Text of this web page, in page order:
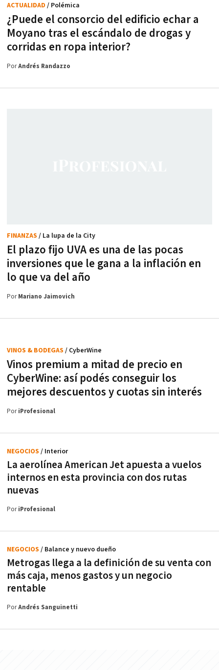
¿Puede el consorcio del edificio echar a
Moyano tras el escándalo de drogas y
corridas en ropa interior?
ACTUALIDAD / Polémica
PorAndrés Randazzo
El plazo fijo UVA es una de las pocas
inversiones que le gana a la inflación en
lo que va del año
FINANZAS / La lupa de la City
PorMariano Jaimovich
Vinos premium a mitad de precio en
CyberWine: así podés conseguir los
mejores descuentos y cuotas sin interés
VINOS & BODEGAS / CyberWine
PoriProfesional
La aerolínea American Jet apuesta a vuelos
internos en esta provincia con dos rutas
nuevas
NEGOCIOS / Interior
PoriProfesional
Metrogas llega a la definición de su venta con
más caja, menos gastos y un negocio
rentable
NEGOCIOS / Balance y nuevo dueño
PorAndrés Sanguinetti